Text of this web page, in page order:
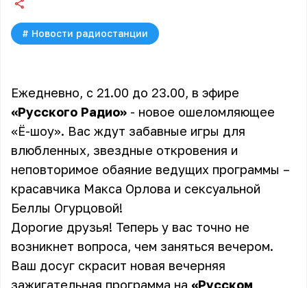
# Новости радиостанции
Ежедневно, с 21.00 до 23.00, в эфире
«Русского Радио» - новое ошеломляющее
«Ё-шоу». Вас ждут забавные игры для
влюбленных, звездные откровения и
неповторимое обаяние ведущих программы –
красавчика Макса Орлова и сексуальной
Беллы Огурцовой!
Дорогие друзья! Теперь у вас точно не
возникнет вопроса, чем заняться вечером.
Ваш досуг скрасит новая вечерняя
зажигательная программа на «Русском